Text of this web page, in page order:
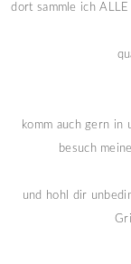
dort sammle ich
komm auch gern in
besuch meine
und hohl dir